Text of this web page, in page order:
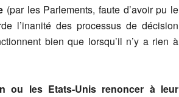
(par les Parlements, faute d’avoir pu le
l’inanité des processus de décision
bien que lorsqu’il n’y a rien à
ou les Etats-Unis renoncer à leur